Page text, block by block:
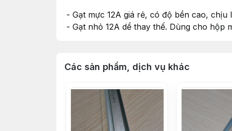
- Gạt mực 12A giá rẻ, có độ bền cao, chịu
- Gạt nhỏ 12A dể thay thế. Dùng cho hộp
Các sản phẩm, dịch vụ khác